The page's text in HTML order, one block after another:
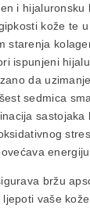
i hijaluronsku
kože te
starenja
ispunjeni
da
sedmica
bržu
vaše kože.